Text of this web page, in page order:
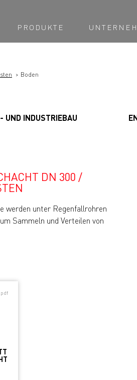
PRODUKTE
Boden
UND INDUSTRIEBAU
DN 300 /
werden unter Regenfallrohren
Sammeln und Verteilen von
.pdf